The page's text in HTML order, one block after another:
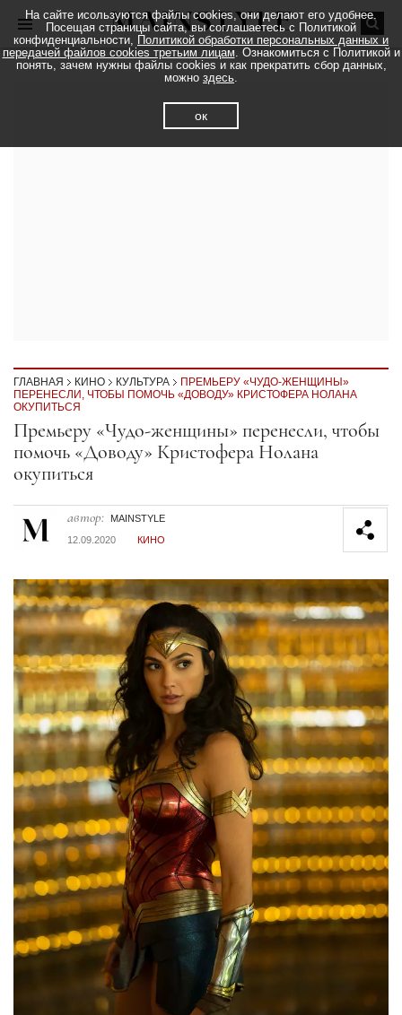
ГЛАВНАЯ КИНО КУЛЬТУРА
ПРЕМЬЕРУ «ЧУДО-ЖЕНЩИНЫ»
ПЕРЕНЕСЛИ, ЧТОБЫ ПОМОЧЬ «ДОВОДУ» КРИСТОФЕРА НОЛАНА
ОКУПИТЬСЯ
Секция статей
Премьеру «Чудо-женщины» перенесли, чтобы
помочь «Доводу» Кристофера Нолана
окупиться
автор:
MAINSTYLE
12.09.2020
КИНО
На сайте исользуются файлы cookies, они делают его удобнее.
Посещая страницы сайта, вы соглашаетесь с Политикой
конфиденциальности, Политикой обработки персональных данных и
передачей файлов cookies третьим лицам. Ознакомиться с Политикой и
понять, зачем нужны файлы cookies и как прекратить сбор данных,
можно здесь.
ок